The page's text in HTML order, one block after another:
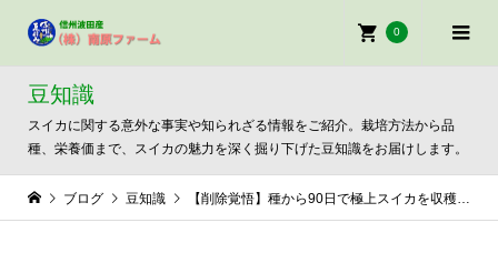
0
豆知識
スイカに関する意外な事実や知られざる情報をご紹介。栽培方法から品
種、栄養価まで、スイカの魅力を深く掘り下げた豆知識をお届けします。
ブログ 豆知識 【削除覚悟】種から90日で極上スイカを収穫する禁断の栽培テクニック